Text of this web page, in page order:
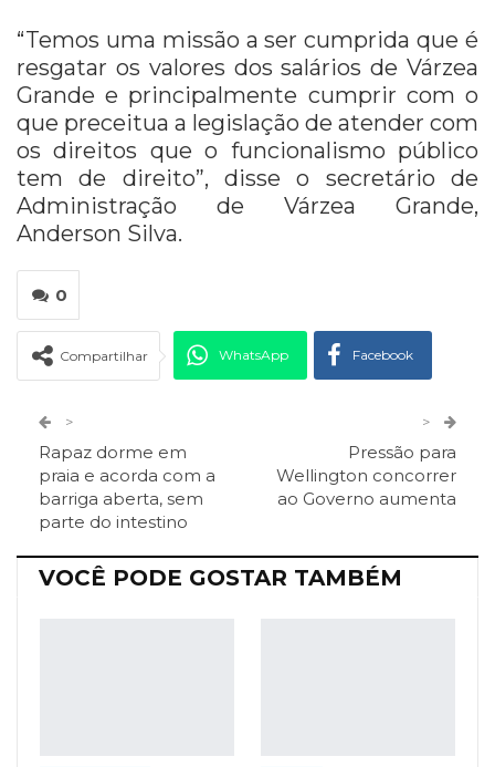
“Temos uma missão a ser cumprida que é
resgatar os valores dos salários de Várzea
Grande e principalmente cumprir com o
que preceitua a legislação de atender com
os direitos que o funcionalismo público
tem de direito”, disse o secretário de
Administração de Várzea Grande,
Anderson Silva.
0
Compartilhar WhatsApp Facebook
ReddIt Telegram
Facebook Messenger
>
Rapaz dorme em
praia e acorda com a
barriga aberta, sem
parte do intestino
>
Pressão para
Wellington concorrer
ao Governo aumenta
VOCÊ PODE GOSTAR TAMBÉM